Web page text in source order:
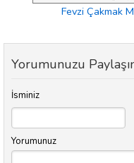
Fevzi Çakmak
Yorumunuzu
İsminiz
Yorumunuz